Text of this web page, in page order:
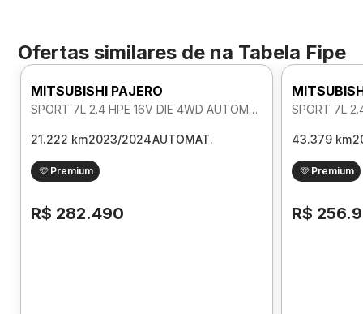
Ofertas similares de na Tabela Fipe
MITSUBISHI PAJERO
SPORT 7L 2.4 HPE 16V DIE 4WD AUTOMATICO
21.222 km2023/2024AUTOMAT.
Premium
R$ 282.490
43.379 km
Premium
R$